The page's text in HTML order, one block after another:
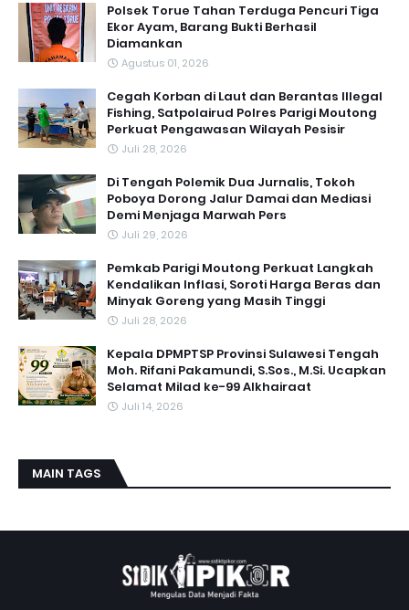
Polsek Torue Tahan Terduga Pencuri Tiga
Ekor Ayam, Barang Bukti Berhasil
Diamankan
Agustus 01, 2026
Cegah Korban di Laut dan Berantas Illegal
Fishing, Satpolairud Polres Parigi Moutong
Perkuat Pengawasan Wilayah Pesisir
Juli 28, 2026
Di Tengah Polemik Dua Jurnalis, Tokoh
Poboya Dorong Jalur Damai dan Mediasi
Demi Menjaga Marwah Pers
Juli 29, 2026
Pemkab Parigi Moutong Perkuat Langkah
Kendalikan Inflasi, Soroti Harga Beras dan
Minyak Goreng yang Masih Tinggi
Juli 28, 2026
Kepala DPMPTSP Provinsi Sulawesi Tengah
Moh. Rifani Pakamundi, S.Sos., M.Si. Ucapkan
Selamat Milad ke-99 Alkhairaat
Juli 14, 2026
MAIN TAGS